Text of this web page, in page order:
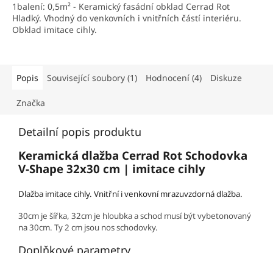
z
5
hvězdiček.
1balení: 0,5m² - Keramický fasádní obklad Cerrad Rot
Hladký. Vhodný do venkovních i vnitřních částí interiéru.
Obklad imitace cihly.
Popis Související soubory (1) Hodnocení (4) Diskuze
Značka
Detailní popis produktu
Keramická dlažba Cerrad Rot Schodovka
V-Shape 32x30 cm | imitace cihly
Dlažba imitace cihly. Vnitřní i venkovní mrazuvzdorná dlažba.
30cm je šířka, 32cm je hloubka a schod musí být vybetonovaný
na 30cm. Ty 2 cm jsou nos schodovky.
Doplňkové parametry